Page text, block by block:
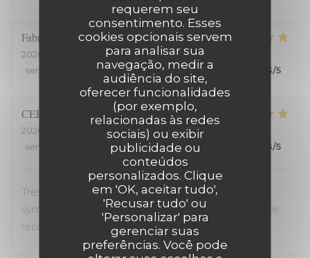
requerem seu
consentimento. Esses
cookies opcionais servem
para analisar sua
navegação, medir a
audiência do site,
oferecer funcionalidades
(por exemplo,
relacionadas às redes
sociais) ou exibir
publicidade ou
conteúdos
personalizados. Clique
em 'OK, aceitar tudo',
'Recusar tudo' ou
'Personalizar' para
gerenciar suas
preferências. Você pode
Fabrice
2026-07-25
- 20:00 - guests 2
service
ambience:5/5 menu:5/5 quality_price 5/5
CELINE
2026-07-23
- 19:45 - guests 2
service
ambience: 5/5 menu: 5/5 5/5
Très bon restaurant, service extrêmement
sympathique, coup de coeur pour le welsh revisité. Je
recommande !